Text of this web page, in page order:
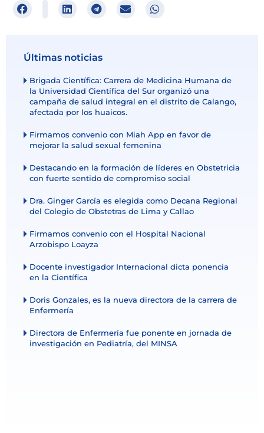
Últimas noticias
Brigada Científica: Carrera de Medicina Humana de
la Universidad Científica del Sur organizó una
campaña de salud integral en el distrito de Calango,
afectada por los huaicos.
Firmamos convenio con Miah App en favor de
mejorar la salud sexual femenina
Destacando en la formación de líderes en Obstetricia
con fuerte sentido de compromiso social
Dra. Ginger García es elegida como Decana Regional
del Colegio de Obstetras de Lima y Callao
Firmamos convenio con el Hospital Nacional
Arzobispo Loayza
Docente investigador Internacional dicta ponencia
en la Científica
Doris Gonzales, es la nueva directora de la carrera de
Enfermería
Directora de Enfermería fue ponente en jornada de
investigación en Pediatría, del MINSA